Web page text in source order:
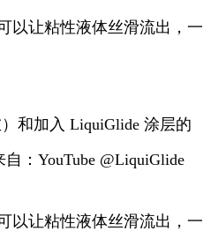
以让粘性液体丝滑流出，一
和加入 LiquiGlide 涂层的
：YouTube @LiquiGlide
以让粘性液体丝滑流出，一